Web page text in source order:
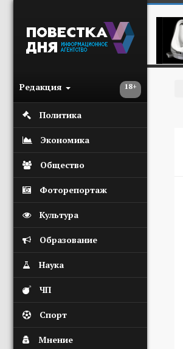
18+
Редакция
Политика
Экономика
Общество
Фоторепортаж
Культура
Образование
Наука
ЧП
Спорт
Мнение